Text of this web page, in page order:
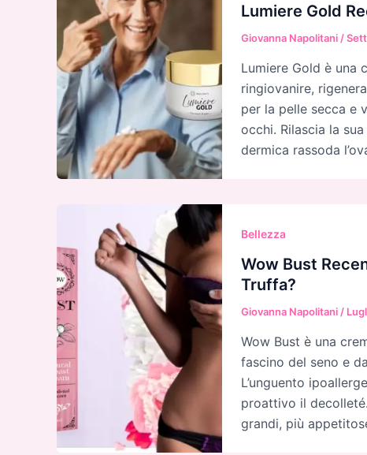
Lumiere Gold
Giovanna Napolitani /
Lumiere Gold è una
ringiovanire,
per la pelle secca e
occhi. Rilascia la
dermica rassoda
Bellezza
Wow Bust
Truffa?
Giovanna Napolitani/
Wow Bust è una
fascino del seno e
L’unguento
proattivo il
grandi, più